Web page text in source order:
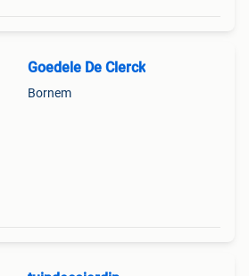
Goedele De Clerck
Bornem